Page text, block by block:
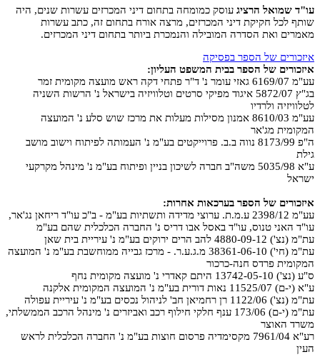
עו"ד שמואל הרציג עוסק כמומחה בתחום דיני המכרזים עשרות שנים, היה
שותף לכל חקיקת דיני המכרזים, מרצה אורח בתחום זה, כתב עשרות
מאמרים ואת הסדרה המובילה והנמכרת ביותר בתחום דיני המכרזים.
איזכורים של הספר בפסיקה
איזכורים של הספר בבית המשפט העליון:
עע"מ 6169/07 גאזי עומר נ' ד"ר פתחי דקה ראש מועצה מקומית זמר
בג"ץ 5872/07 איגוד מפיקי סרטים וטלוויזיה בישראל נ' הרשות השניה
לטלוויזיה ולרדיו
עע"מ 8610/03 אמנון מסילות מעלות את מרכז שוש סלע נ' המועצה
המקומית מג'אר
ה"פ 8173/99 נווה ב.ב. פרוייקטים בע"מ נ' העמותה לפיתוח וישוב מושב
גילת
ע"א 5035/98 משה"ב חברה לשיכון בניין ופיתוח בע"מ נ' מינהל מקרקעי
ישראל
איזכורים של הספר בערכאות אחרות:
עע"מ 2398/12 ע.מ.ת. ערוצי מדידה ותשתיות בע"מ - ב"כ עו"ד ריחאן נג'אר,
עו"ד האני טנוס, עו"ד באסל אבו דריס נ' החברה הכלכלית שהם בע"מ
עת"מ (נצ') 4880-09-12 להב הרים ירוקים בע"מ נ' עיריית בית שאן
עת"מ (חי') 38361-06-10 מ.ג.ע.ר. - מרכז גבייה ממוחשבת בע"מ נ' המועצה
המקומית פרדס חנה-כרכור
ס"ע (נצ') 13742-05-10 היתם קאדרי נ' מועצה מקומית נחף
ע"א (י-ם) 11525/07 נאות דורית בע"מ נ' המועצה המקומית אלקנה
עת"מ (נצ') 1122/06 רן רחמיאן חב' לניהול נכסים בע"מ נ' עיריית עפולה
עת"מ (י-ם) 173/06 ענף חלקי חילוף רכב ואביזרים נ' מינהל הרכב הממשלתי,
משרד האוצר
רע"א 7961/04 מקסימדיה פרסום חוצות בע"מ נ' החברה הכלכלית לראש
העין